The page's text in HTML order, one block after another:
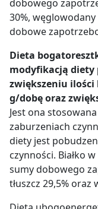
dobowego
30%,
dobowe
Dieta
modyfikacją diety
zwiększeniu ilości
g/dobę oraz
Jest ona
zaburzeniach
diety jest
czynności. Białko
sumy dobowego
tłuszcz 29,5% oraz